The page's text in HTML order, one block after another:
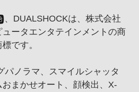
、 DUALSHOCKは、株式会社
ュータエンタテインメントの商
です。
パノラマ、 スマイルシャッタ
まかせオート、 顔検出、 X-